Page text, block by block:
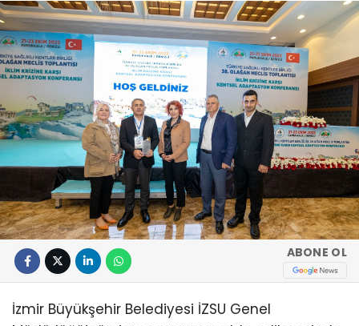
ABONE OL
İzmir Büyükşehir Belediyesi İZSU Genel